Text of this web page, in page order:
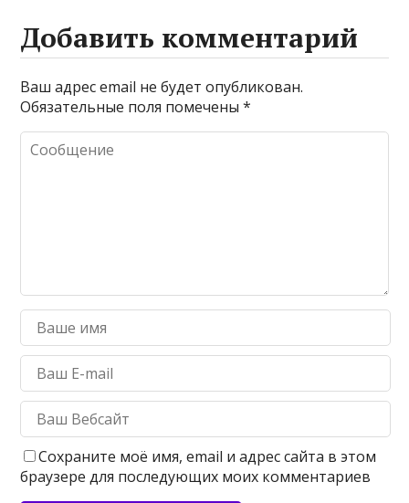
Добавить комментарий
Ваш адрес email не будет опубликован.
Обязательные поля помечены*
Сохраните моё имя, email и адрес сайта в этом
браузере для последующих моих комментариев